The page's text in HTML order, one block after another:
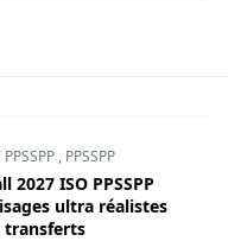
, PPSSPP
ISO PPSSPP
ultra réalistes
transferts